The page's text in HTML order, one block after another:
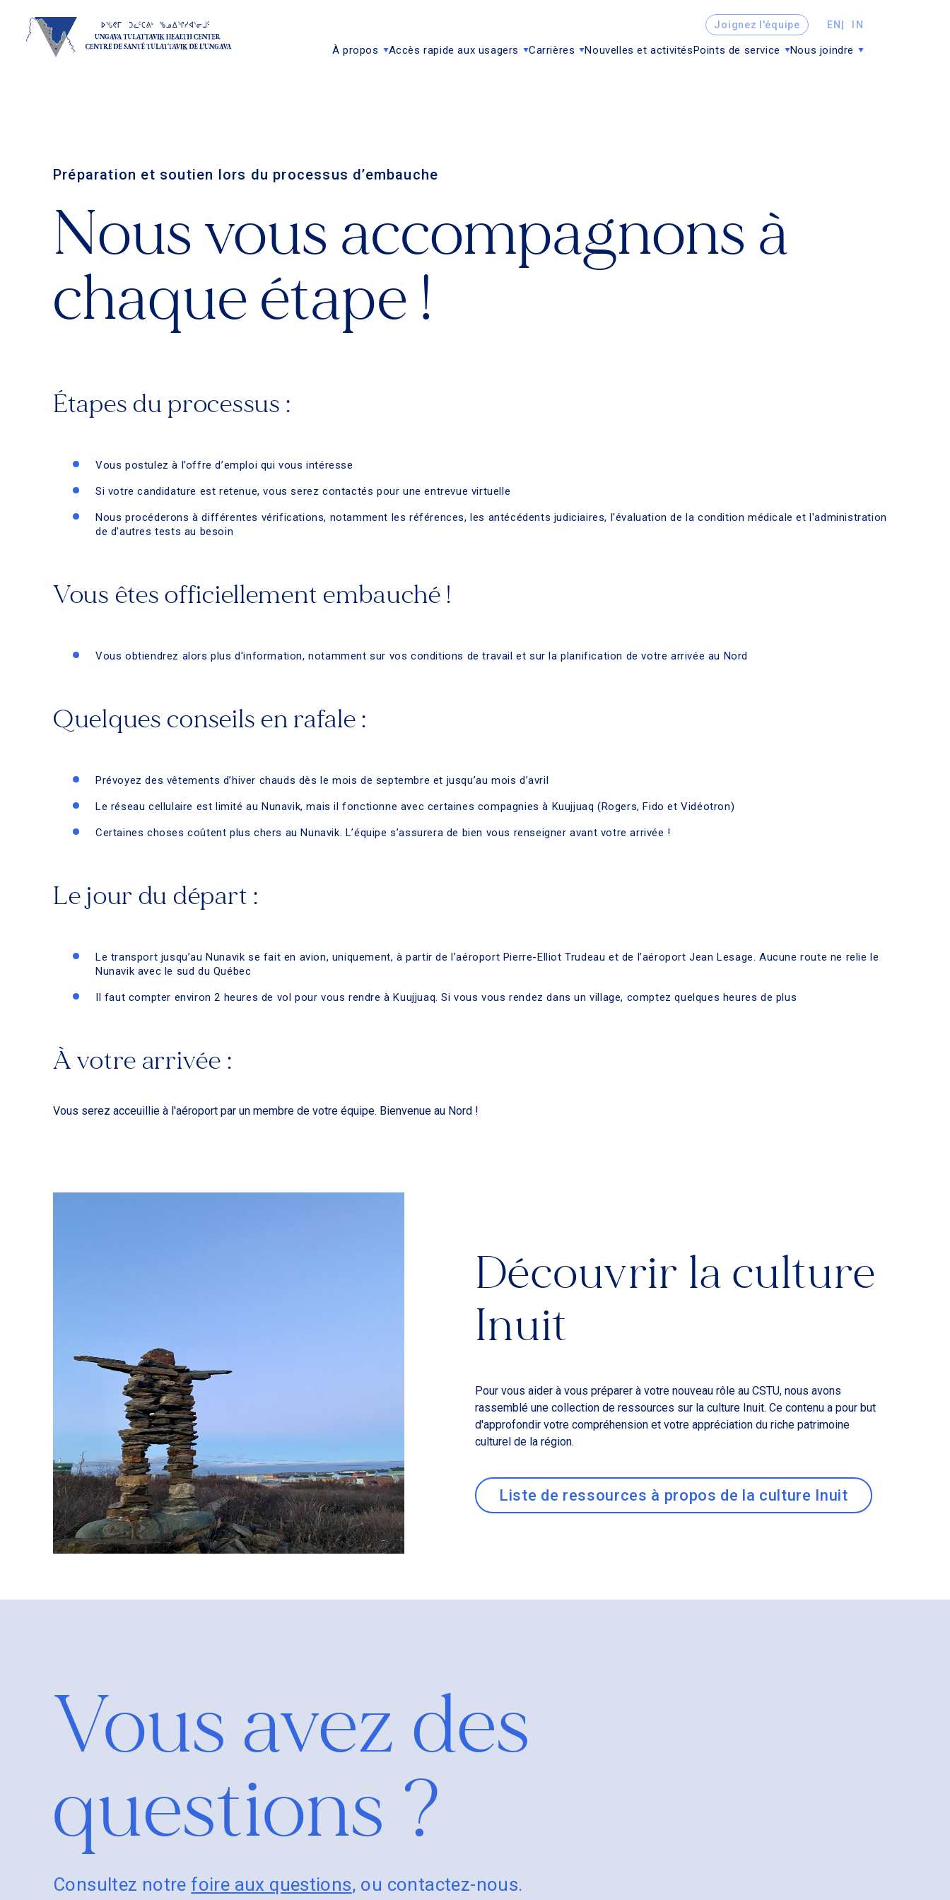
Joignez l'équipe EN IN
À propos Accès rapide aux usagers Carrières Nouvelles et activitésPoints de service Nous joindre
Préparation et soutien lors du processus d’embauche
Nous vous accompagnons à
chaque étape !
Étapes du processus :
Vous postulez à l’offre d’emploi qui vous intéresse
Si votre candidature est retenue, vous serez contactés pour une entrevue virtuelle
Nous procéderons à différentes vérifications, notamment les références, les antécédents judiciaires, l'évaluation de la condition médicale et l'administration
de d'autres tests au besoin
Vous êtes officiellement embauché !
Vous obtiendrez alors plus d'information, notamment sur vos conditions de travail et sur la planification de votre arrivée au Nord
Quelques conseils en rafale :
Prévoyez des vêtements d’hiver chauds dès le mois de septembre et jusqu’au mois d’avril
Le réseau cellulaire est limité au Nunavik, mais il fonctionne avec certaines compagnies à Kuujjuaq (Rogers, Fido et Vidéotron)
Certaines choses coûtent plus chers au Nunavik. L’équipe s’assurera de bien vous renseigner avant votre arrivée !
Le jour du départ :
Le transport jusqu’au Nunavik se fait en avion, uniquement, à partir de l’aéroport Pierre-Elliot Trudeau et de l’aéroport Jean Lesage. Aucune route ne relie le
Nunavik avec le sud du Québec
Il faut compter environ 2 heures de vol pour vous rendre à Kuujjuaq. Si vous vous rendez dans un village, comptez quelques heures de plus
À votre arrivée :
Vous serez acceuillie à l'aéroport par un membre de votre équipe. Bienvenue au Nord !
Découvrir la culture
Inuit
Pour vous aider à vous préparer à votre nouveau rôle au CSTU, nous avons
rassemblé une collection de ressources sur la culture Inuit. Ce contenu a pour but
d'approfondir votre compréhension et votre appréciation du riche patrimoine
culturel de la région.
Liste de ressources à propos de la culture Inuit
Vous avez des
questions ?
Consultez notre foire aux questions, ou contactez-nous.